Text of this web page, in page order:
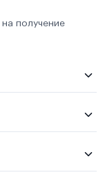
получение